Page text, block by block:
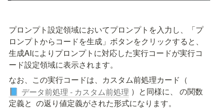
プロンプト設定領域においてプロンプトを入力し、「プ
ロンプトからコードを生成」ボタンをクリックすると、
生成AIによりプロンプトに対応した実行コードが実行コ
ード設定領域に表示されます。
なお、この実行コードは、カスタム前処理カード（
📘 データ前処理 - カスタム前処理 ）と同様に、
の関数
定義と の返り値定義がされた形式になります。